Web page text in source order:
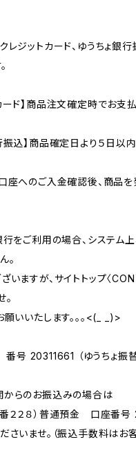
レジットカード、ゆうちょ銀
ード】商品注文確定時でお支
振込】商品確定日より５日以
座へのご入金確認後、商品
行をご利用の場合、システム
。
いますが、サイトトップ〈
。
願いいたします。。。<(_ _)>
号 20311661 （ゆうちょ振替
らのお振込みの場合は
２２８）普通預金 口座番号
さいませ。（振込手数料はお